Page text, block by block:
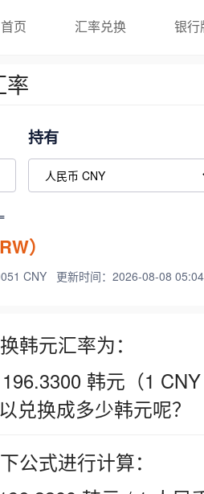
首页 汇率兑换 银行
率
持有
）
CNY 更新时间：2026-08-08
韩元汇率为：
韩元（1
兑换成多少韩元呢？
公式进行计算：